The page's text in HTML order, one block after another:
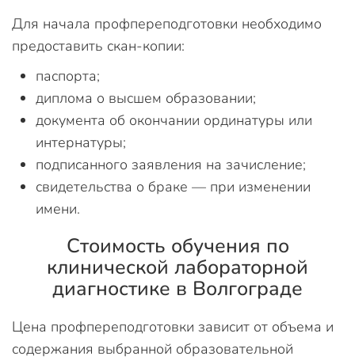
Для начала профпереподготовки необходимо
предоставить скан-копии:
паспорта;
диплома о высшем образовании;
документа об окончании ординатуры или
интернатуры;
подписанного заявления на зачисление;
свидетельства о браке — при изменении
имени.
Стоимость обучения по
клинической лабораторной
диагностике в Волгограде
Цена профпереподготовки зависит от объема и
содержания выбранной образовательной